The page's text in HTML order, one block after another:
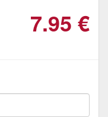
7.95 €